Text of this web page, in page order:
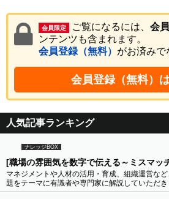
会員限定 ご覧になるには、 会
ンテンツも含まれます。
会員登録（無料） がお済みで
会員登録（無料）
人気記事ランキング
ナレッジBOX
[職場の雰囲気を数字で伝える～ミスマッ
マネジメントや人材の活用・育成、組織運営な
題をテーマに有識者や専門家に解説していただき